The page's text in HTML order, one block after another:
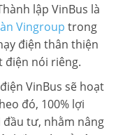
lập VinBus là
Vingroup trong
điện thân thiện
điện nói riêng.
VinBus sẽ hoạt
đó, 100% lợi
tư, nhằm nâng